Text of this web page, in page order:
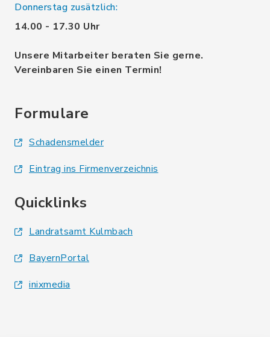
Donnerstag zusätzlich:
14.00 - 17.30 Uhr
Unsere Mitarbeiter beraten Sie gerne.
Vereinbaren Sie einen Termin!
Formulare
Schadensmelder
Eintrag ins Firmenverzeichnis
Quicklinks
Landratsamt Kulmbach
BayernPortal
inixmedia